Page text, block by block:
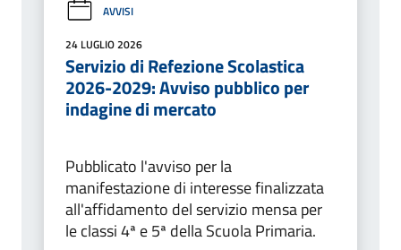
AVVISI
24 LUGLIO 2026
Servizio di Refezione Scolastica
2026-2029: Avviso pubblico per
indagine di mercato
Pubblicato l'avviso per la
manifestazione di interesse finalizzata
all'affidamento del servizio mensa per
le classi 4ª e 5ª della Scuola Primaria.